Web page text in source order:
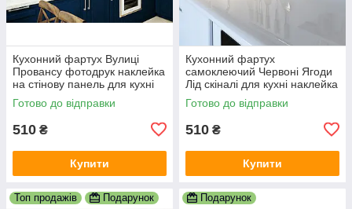
Кухонний фартух Вулиці
Провансу фотодрук наклейка
на стінову панель для кухні
природа краєвид 600х2000
мм
Готово до відправки
510 ₴
Купити
Кухонний фартух
самоклеючий Червоні Ягоди
Лід скіналі для кухні наклейка
ПВХ зимовий натюрморт
600х2000 мм
Готово до відправки
510 ₴
Купити
Топ продажів Подарунок Подарунок